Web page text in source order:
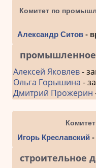
Комитет по
Александр Ситов-
промышленное
Алексей Яковлев-
Ольга Горышина -
Дмитрий Прожерин
Игорь Креславский -
строительное